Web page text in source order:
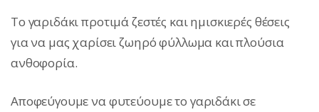
Το γαριδάκι προτιμά ζεστές και ημισκιερές θέσεις
για να μας χαρίσει ζωηρό φύλλωμα και πλούσια
ανθοφορία.
Αποφεύγουμε να φυτεύουμε το γαριδάκι σε